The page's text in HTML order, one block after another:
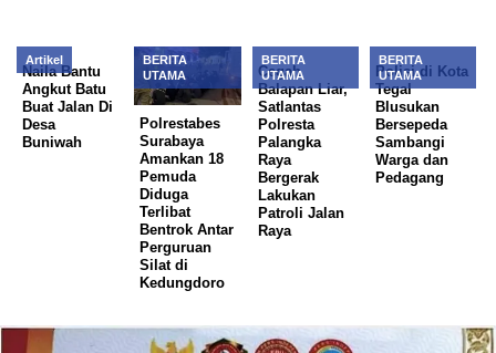
Artikel
Naila Bantu
Angkut Batu
Buat Jalan Di
Desa
Buniwah
BERITA
UTAMA
Polrestabes
Surabaya
Amankan 18
Pemuda
Diduga
Terlibat
Bentrok Antar
Perguruan
Silat di
Kedungdoro
BERITA
UTAMA
Cegah
Balapan Liar,
Satlantas
Polresta
Palangka
Raya
Bergerak
Lakukan
Patroli Jalan
Raya
BERITA
UTAMA
Polisi di Kota
Tegal
Blusukan
Bersepeda
Sambangi
Warga dan
Pedagang